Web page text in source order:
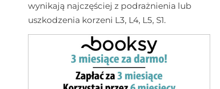
wynikają najczęściej z podrażnienia lub
uszkodzenia korzeni L3, L4, L5, S1.